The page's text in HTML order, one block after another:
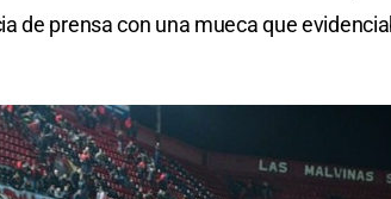
de prensa con una mueca que